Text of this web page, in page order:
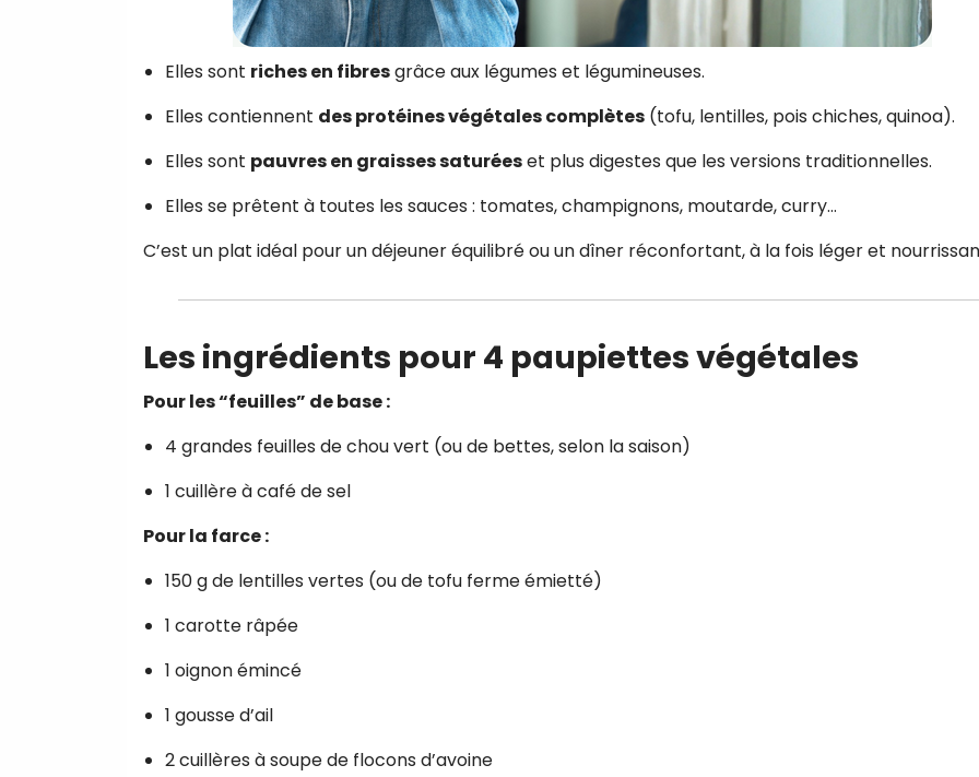
Elles sont riches en fibresgrâce aux légumes et légumineuses.
Elles contiennent des protéines végétales complètes (tofu, lentilles, pois chiches, quinoa).
Elles sont pauvres en graisses saturéeset plus digestes que les versions traditionnelles.
Elles se prêtent à toutes les sauces : tomates, champignons, moutarde, curry…
C’est un plat idéal pour un déjeuner équilibré ou un dîner réconfortant, à la fois léger et
Les ingrédients pour 4 paupiettes végétales
Pour les “feuilles” de base :
4 grandes feuilles de chou vert (ou de bettes, selon la saison)
1 cuillère à café de sel
Pour la farce :
150 g de lentilles vertes (ou de tofu ferme émietté)
1 carotte râpée
1 oignon émincé
1 gousse d’ail
2 cuillères à soupe de flocons d’avoine